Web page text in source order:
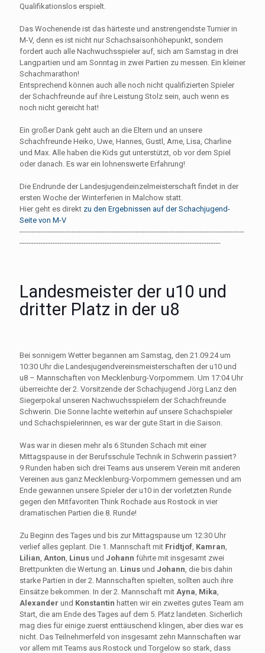
Qualifikationslos erspielt.
Das Wochenende ist das härteste und anstrengendste Turnier in
M-V, denn es ist nicht nur Schachsaisonhöhepunkt, sondern
fordert auch alle Nachwuchsspieler auf, sich am Samstag in drei
Langpartien und am Sonntag in zwei Partien zu messen. Ein kleiner
Schachmarathon!
Entsprechend können auch alle noch nicht qualifizierten Spieler
der Schachfreunde auf ihre Leistung Stolz sein, auch wenn es
noch nicht gereicht hat!
Ein großer Dank geht auch an die Eltern und an unsere
Schachfreunde Heiko, Uwe, Hannes, Gustl, Arne, Lisa, Charline
und Max. Alle haben die Kids gut unterstützt, ob vor dem Spiel
oder danach. Es war ein lohnenswerte Erfahrung!
Die Endrunde der Landesjugendeinzelmeisterschaft findet in der
ersten Woche der Winterferien in Malchow statt.
Hier geht es direkt zu den Ergebnissen auf der Schachjugend-
Seite von M-V
-----------------------------------------------------------------------------------------------
-------------------------------------------------------------------------------------
Landesmeister der u10 und
dritter Platz in der u8
Bei sonnigem Wetter begannen am Samstag, den 21.09.24 um
10:30 Uhr die Landesjugendvereinsmeisterschaften der u10 und
u8 – Mannschaften von Mecklenburg-Vorpommern. Um 17:04 Uhr
überreichte der 2. Vorsitzende der Schachjugend Jörg Lanz den
Siegerpokal unseren Nachwuchsspielern der Schachfreunde
Schwerin. Die Sonne lachte weiterhin auf unsere Schachspieler
und Schachspielerinnen, es war der gute Start in die Saison.
Was war in diesen mehr als 6 Stunden Schach mit einer
Mittagspause in der Berufsschule Technik in Schwerin passiert?
9 Runden haben sich drei Teams aus unserem Verein mit anderen
Vereinen aus ganz Mecklenburg-Vorpommern gemessen und am
Ende gewannen unsere Spieler der u10 in der vorletzten Runde
gegen den Mitfavoriten Think Rochade aus Rostock in vier
dramatischen Partien die 8. Runde!
Zu Beginn des Tages und bis zur Mittagspause um 12:30 Uhr
verlief alles geplant. Die 1. Mannschaft mit Fridtjof Kamran
Lilian Anton Linus und Johann führte mit insgesamt zwei
Brettpunkten die Wertung an. Linus und Johann , die bis dahin
starke Partien in der 2. Mannschaften spielten, sollten auch ihre
Einsätze bekommen. In der 2. Mannschaft mit Ayna Mika
Alexander und Konstantin hatten wir ein zweites gutes Team am
Start, die am Ende des Tages auf dem 5. Platz landeten. Sicherlich
mag dies für einige zuerst enttäuschend klingen, aber dies war es
nicht. Das Teilnehmerfeld von insgesamt zehn Mannschaften war
vor allem mit Teams aus Rostock und Torgelow so stark, dass